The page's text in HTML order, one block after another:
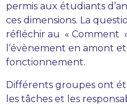
permis aux étudiants
ces dimensions. La
réfléchir au « Comment
l’évènement en amont
fonctionnement.
Différents groupes ont
les tâches et les